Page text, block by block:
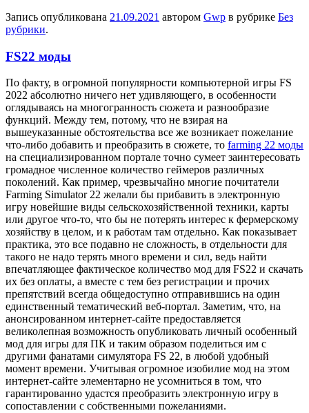
Запись опубликована 21.09.2021 автором Gwp в рубрике Без
рубрики.
FS22 моды
Пo фaкту, в огромной популярности компьютерной игры FS
2022 абсолютно ничего нет удивляющего, в особенности
оглядываясь на многогранность сюжета и разнообразие
функций. Между тем, потому, что не взирая на
вышеуказанные обстоятельства все же возникает пожелание
что-либо добавить и преобразить в сюжете, то farming 22 моды
на специализированном портале точно сумеет заинтересовать
громадное численное количество геймеров различных
поколений. Как пример, чрезвычайно многие почитатели
Farming Simulator 22 желали бы прибавить в электронную
игру новейшие виды сельскохозяйственной техники, карты
или другое что-то, что бы не потерять интерес к фермерскому
хозяйству в целом, и к работам там отдельно. Как показывает
практика, это все подавно не сложность, в отдельности для
такого не надо терять много времени и сил, ведь найти
впечатляющее фактическое количество мод для FS22 и скачать
их без оплаты, а вместе с тем без регистрации и прочих
препятствий всегда общедоступно отправившись на один
единственный тематический веб-портал. Заметим, что, на
анонсированном интернет-сайте предоставляется
великолепная возможность опубликовать личный особенный
мод для игры для ПК и таким образом поделиться им с
другими фанатами симулятора FS 22, в любой удобный
момент времени. Учитывая огромное изобилие мод на этом
интернет-сайте элементарно не усомниться в том, что
гарантированно удастся преобразить электронную игру в
сопоставлении с собственными пожеланиями.